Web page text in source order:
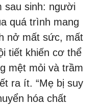
sau sinh: người
quá trình mang
nở mất sức, mất
tiết khiến cơ thể
mệt mỏi và trầm
ra ít. “Mẹ bị suy
hóa chất